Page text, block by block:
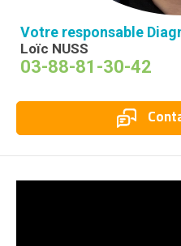
Votre responsable
Loïc NUSS
03-88-81-30-42